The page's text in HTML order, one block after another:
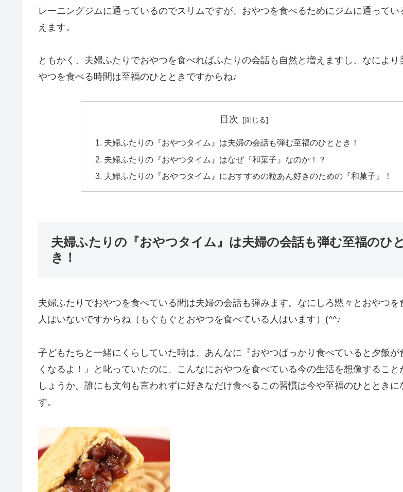
レーニングジムに通っているのでスリムですが、おやつを食べるためにジムに通ってい
えます。
ともかく、夫婦ふたりでおやつを食べればふたりの会話も自然と増えますし、なにより
やつを食べる時間は至福のひとときですからね♪
目次
夫婦ふたりの『おやつタイム』は夫婦の会話も弾む至福のひととき！
夫婦ふたりの『おやつタイム』はなぜ『和菓子』なのか！？
夫婦ふたりの『おやつタイム』におすすめの粒あん好きのための『和菓子』！
夫婦ふたりの『おやつタイム』は夫婦の会話も弾む至福のひ
き！
夫婦ふたりでおやつを食べている間は夫婦の会話も弾みます。なにしろ黙々とおやつを
人はいないですからね（もぐもぐとおやつを食べている人はいます）(^^♪
子どもたちと一緒にくらしていた時は、あんなに『おやつばっかり食べていると夕飯が
くなるよ！』と叱っていたのに、こんなにおやつを食べている今の生活を想像すること
しょうか。誰にも文句も言われずに好きなだけ食べるこの習慣は今や至福のひとときに
す。